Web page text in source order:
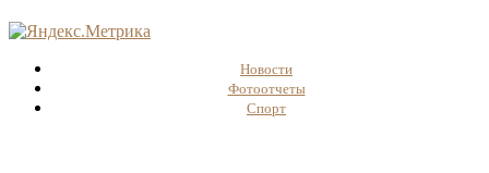
Новости
Фотоотчеты
Спорт